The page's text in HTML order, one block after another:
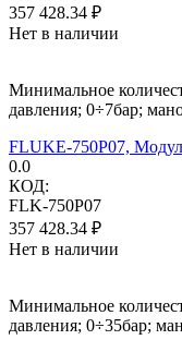
357 428.34 ₽
Нет в наличии
Минимальное
давления; 0÷7бар;
FLUKE-750P07,
0.0
КОД:
FLK-750P07
357 428.34 ₽
Нет в наличии
Минимальное
давления; 0÷35бар;